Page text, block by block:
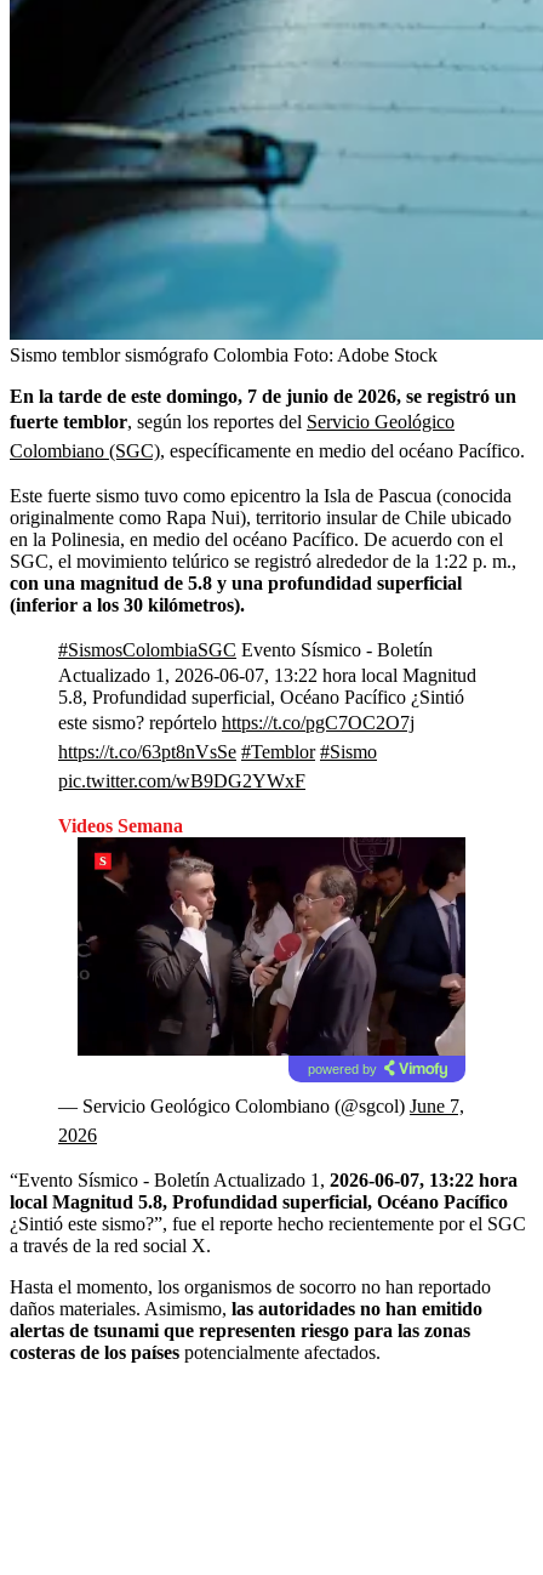
Sismo temblor sismógrafo Colombia Foto: Adobe Stock
En la tarde de este domingo, 7 de junio de 2026, se registró un
fuerte temblor, según los reportes del Servicio Geológico
Colombiano (SGC), específicamente en medio del océano Pacífico.
Este fuerte sismo tuvo como epicentro la Isla de Pascua (conocida
originalmente como Rapa Nui), territorio insular de Chile ubicado
en la Polinesia, en medio del océano Pacífico. De acuerdo con el
SGC, el movimiento telúrico se registró alrededor de la 1:22 p. m.,
con una magnitud de 5.8 y una profundidad superficial
(inferior a los 30 kilómetros).
#SismosColombiaSGC Evento Sísmico - Boletín
Actualizado 1, 2026-06-07, 13:22 hora local Magnitud
5.8, Profundidad superficial, Océano Pacífico ¿Sintió
este sismo? repórtelo https://t.co/pgC7OC2O7j
https://t.co/63pt8nVsSe #Temblor #Sismo
pic.twitter.com/wB9DG2YWxF
Videos Semana
powered by
— Servicio Geológico Colombiano (@sgcol) June 7,
2026
“Evento Sísmico - Boletín Actualizado 1, 2026-06-07, 13:22 hora
local Magnitud 5.8, Profundidad superficial, Océano Pacífico
¿Sintió este sismo?”, fue el reporte hecho recientemente por el SGC
a través de la red social X.
Hasta el momento, los organismos de socorro no han reportado
daños materiales. Asimismo, las autoridades no han emitido
alertas de tsunami que representen riesgo para las zonas
costeras de los países potencialmente afectados.